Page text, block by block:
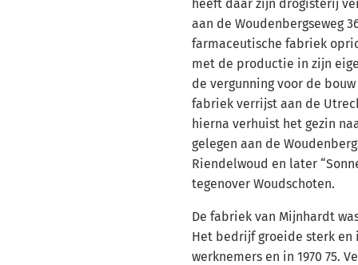
heeft daar zijn drogisterij
aan de Woudenbergseweg
farmaceutische fabriek
met de productie in zijn
de vergunning voor de
fabriek verrijst aan de
hierna verhuist het gezin
gelegen aan de
Riendelwoud en later
tegenover Woudschoten.
De fabriek van Mijnhardt
Het bedrijf groeide sterk en
werknemers en in 1970 75.